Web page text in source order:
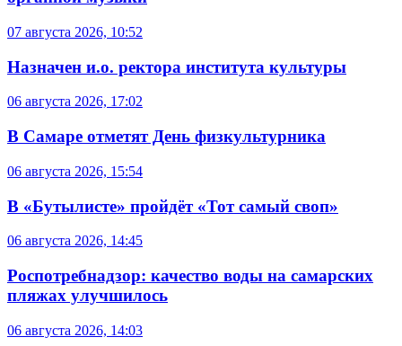
07 августа 2026, 10:52
Назначен и.о. ректора института культуры
06 августа 2026, 17:02
В Самаре отметят День физкультурника
06 августа 2026, 15:54
В «Бутылисте» пройдёт «Тот самый своп»
06 августа 2026, 14:45
Роспотребнадзор: качество воды на самарских
пляжах улучшилось
06 августа 2026, 14:03